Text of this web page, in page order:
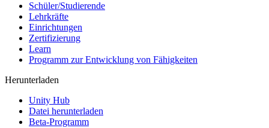
Schüler/Studierende
Lehrkräfte
Einrichtungen
Zertifizierung
Learn
Programm zur Entwicklung von Fähigkeiten
Herunterladen
Unity Hub
Datei herunterladen
Beta-Programm